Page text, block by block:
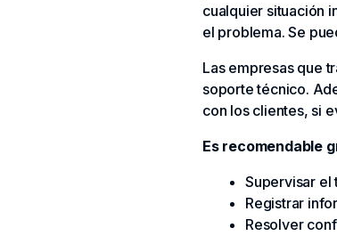
cualquier situación
el problema. Se
Las empresas que
soporte técnico.
con los clientes, si
Es recomendable
Supervisar el
Registrar
Resolver